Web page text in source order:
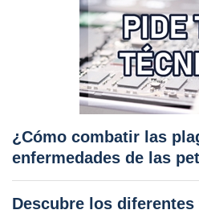
¿Cómo combatir las
enfermedades de las
Descubre los